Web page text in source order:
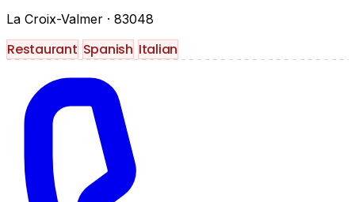
La Croix-Valmer · 83048
Restaurant Spanish Italian